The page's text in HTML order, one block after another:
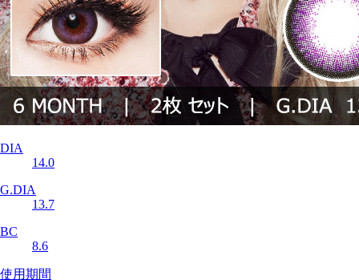
DIA
14.0
G.DIA
13.7
BC
8.6
使用期間